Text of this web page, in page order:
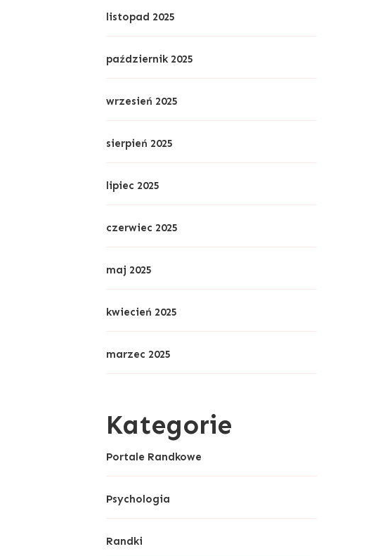
listopad 2025
październik 2025
wrzesień 2025
sierpień 2025
lipiec 2025
czerwiec 2025
maj 2025
kwiecień 2025
marzec 2025
Kategorie
Portale Randkowe
Psychologia
Randki